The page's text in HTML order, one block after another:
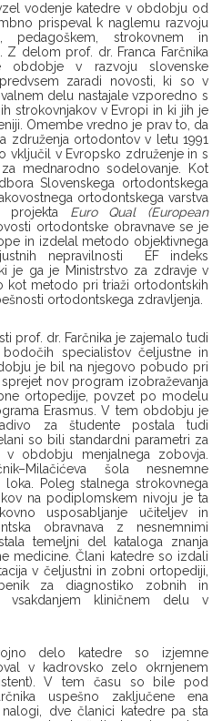
vodenje katedre v obdobju od
prispeval k naglemu razvoju
pedagoškem, strokovnem in
delom prof. dr. Franca Farčnika
obdobje v razvoju slovenske
zaradi novosti, ki so v
delu nastajale vzporedno s
strokovnjakov v Evropi in ki jih je
Omembe vredno je prav to, da
združenja ortodontov v letu 1991
vključil v Evropsko združenje in s
mednarodno sodelovanje. Kot
Slovenskega ortodontskega
ortodontskega varstva
projekta Euro Qual (European
ortodontske obravnave se je
in izdelal metodo objektivnega
nepravilnosti EF indeks
je ga je Ministrstvo za zdravje v
kot metodo pri triaži ortodontskih
ortodontskega zdravljenja.
prof. dr. Farčnika je zajemalo tudi
specialistov čeljustne in
je bil na njegovo pobudo pri
nov program izobraževanja
ortopedije, povzet po modelu
Erasmus. V tem obdobju je
za študente postala tudi
so bili standardni parametri za
obdobju menjalnega zobovja.
šola nesnemne
Poleg stalnega strokovnega
na podiplomskem nivoju je ta
usposabljanje učiteljev in
obravnava z nesnemnimi
temeljni del kataloga znanja
medicine. Člani katedre so izdali
v čeljustni in zobni ortopediji,
za diagnostiko zobnih in
vsakdanjem kliničnem delu v
delo katedre so izjemne
v kadrovsko zelo okrnjenem
V tem času so bile pod
uspešno zaključene ena
dve članici katedre pa sta